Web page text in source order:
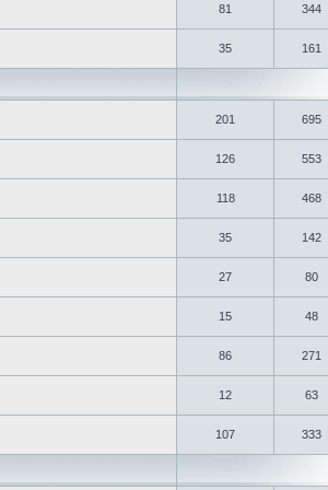
81 344
35 161
201 695
126 553
118 468
35 142
27 80
15 48
86 271
12 63
107 333